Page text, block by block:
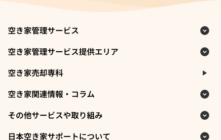
空き家管理サービス
空き家管理サービス提供エリア
空き家売却専科
空き家関連情報・コラム
その他サービスや取り組み
日本空き家サポートについて